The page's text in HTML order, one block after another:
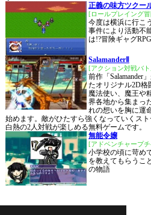
正義の味方ツクー
[ロールプレイング
今度は横浜に行こ
事件により活動不
は!?冒険ギャグRPG
SalamanderⅡ
[アクション対戦バ
前作「Salamander
たオリジナル2D格
魔法使い、魔王や
界各地から集まっ
れの想いを胸に運
始めます。敵がひたすら強くなっていくスト
白熱の2人対戦が楽しめる無料ゲームです。
無能令嬢
[アドベンチャープ
小学校の頃に苛め
を教えてもらうこ
の物語